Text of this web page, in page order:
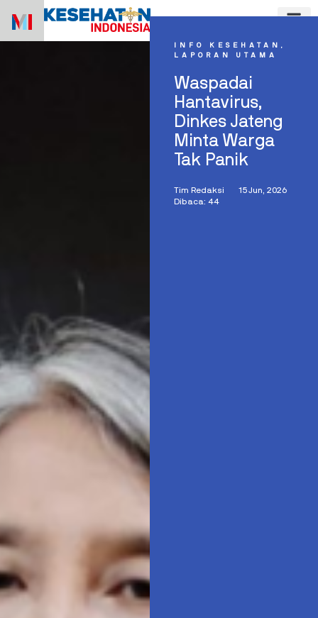
INFO KESEHATAN,
LAPORAN UTAMA
Waspadai
Hantavirus,
Dinkes Jateng
Minta Warga
Tak Panik
Tim Redaksi
15 Jun, 2026
Dibaca: 44